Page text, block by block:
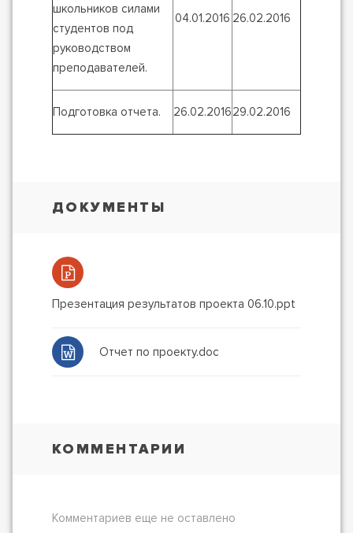
школьников силами
студентов под
руководством
преподавателей.
04.01.2016 26.02.2016
Подготовка отчета. 26.02.201629.02.2016
ДОКУМЕНТЫ
Презентация результатов проекта 06.10.ppt
Отчет по проекту.doc
КОММЕНТАРИИ
Комментариев еще не оставлено